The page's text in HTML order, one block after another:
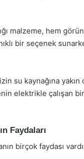
malzeme, hem
bir seçenek
su kaynağına yakın
elektrikle çalışan
Faydaları
birçok faydası